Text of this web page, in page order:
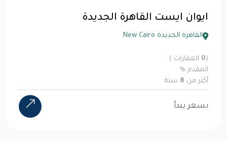
ايوان ايست القاهرة الجديدة
القاهرة الجديدة New Cairo
(
0 العقارات )
المقدم %
أكثر من 8 سنة
بسعر يبدأ